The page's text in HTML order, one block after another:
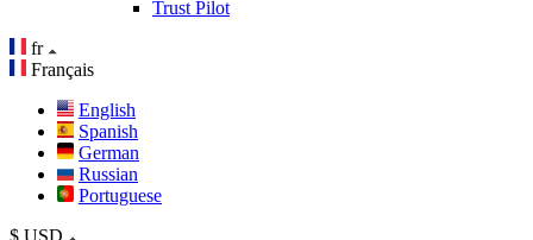
Trust Pilot
fr
Français
English
Spanish
German
Russian
Portuguese
$ USD